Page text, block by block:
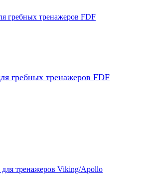
гребных тренажеров FDF